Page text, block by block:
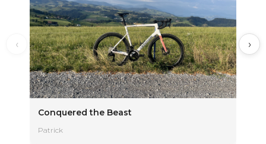
‹
Conquered the Beast
Patrick
›